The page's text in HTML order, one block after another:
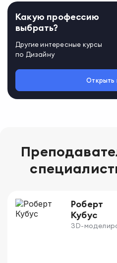
Какую профессию
выбрать?
Другие интересные курсы
по Дизайну
Открыть
Роберт
Кубус
3D-